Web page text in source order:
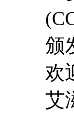
颁
欢
艾